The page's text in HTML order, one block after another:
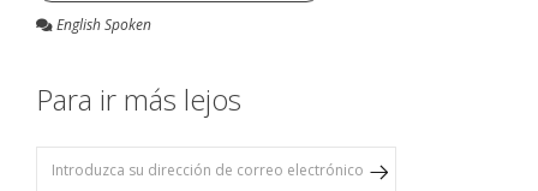
English Spoken
Para ir más lejos